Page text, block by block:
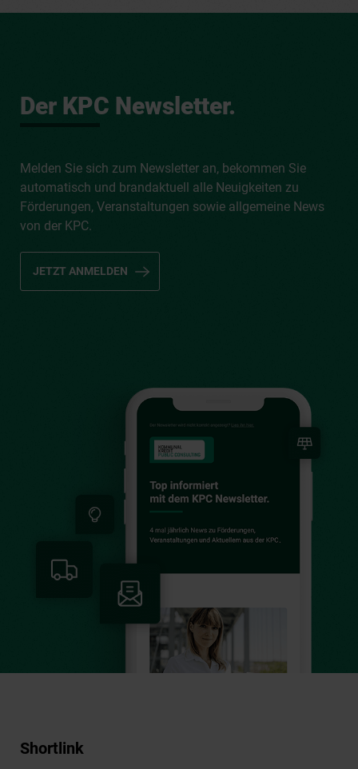
Der KPC Newsletter.
Melden Sie sich zum Newsletter an, bekommen Sie
automatisch und brandaktuell alle Neuigkeiten zu
Förderungen, Veranstaltungen sowie allgemeine News
von der KPC.
JETZT ANMELDEN
Shortlink